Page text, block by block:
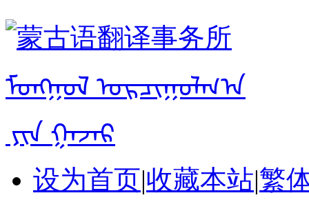
设为首页|收藏本站|繁